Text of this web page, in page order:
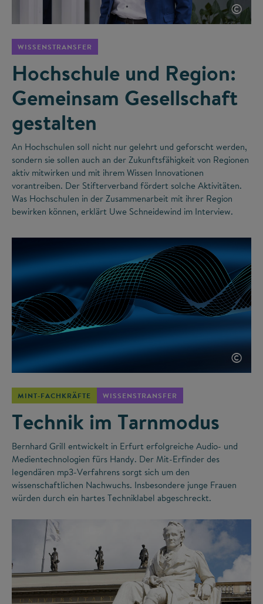
©
WISSENSTRANSFER
Hochschule und Region:
Gemeinsam Gesellschaft
gestalten
An Hochschulen soll nicht nur gelehrt und geforscht werden,
sondern sie sollen auch an der Zukunftsfähigkeit von Regionen
aktiv mitwirken und mit ihrem Wissen Innovationen
vorantreiben. Der Stifterverband fördert solche Aktivitäten.
Was Hochschulen in der Zusammenarbeit mit ihrer Region
bewirken können, erklärt Uwe Schneidewind im Interview.
©
MINT-FACHKRÄFTE WISSENSTRANSFER
Technik im Tarnmodus
Bernhard Grill entwickelt in Erfurt erfolgreiche Audio- und
Medientechnologien fürs Handy. Der Mit-Erfinder des
legendären mp3-Verfahrens sorgt sich um den
wissenschaftlichen Nachwuchs. Insbesondere junge Frauen
würden durch ein hartes Techniklabel abgeschreckt.